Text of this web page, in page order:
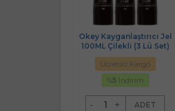
Okey Kayganlaştırıcı Jel
100ML Çilekli (3 Lü Set)
Ücretsiz Kargo
%5 İndirim
- + ADET